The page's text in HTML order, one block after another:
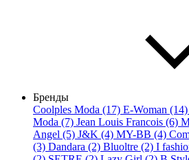
Бренды
Coolples Moda (17) E-Woman (14)
Moda (7) Jean Louis Francois (6)
Angel (5) J&K (4) MY-BB (4)
(3) Dandara (2) Bluoltre (2) I